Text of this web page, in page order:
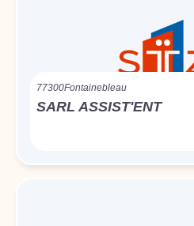
77300Fontainebleau
SARL ASSIST'ENT